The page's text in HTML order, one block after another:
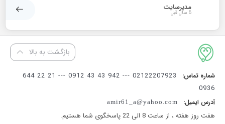
مدیرسایت
6 سال قبل
بازگشت به بالا
شماره تماس:
02122207923 --- 942 43 43 0912 --- 21 22 644
0936
آدرس ایمیل: amir61_a@yahoo.com
هفت روز هفته ، از ساعت 8 الی 22 پاسخگوی شما هستیم.